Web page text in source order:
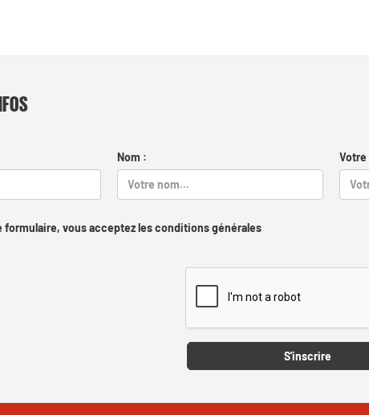
Nom : Votre
formulaire, vous acceptez les conditions générales
S'inscrire